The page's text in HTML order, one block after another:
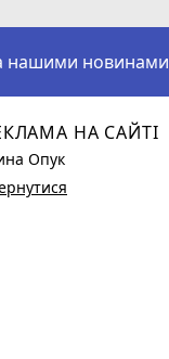
нашими новинами
НА САЙТІ
Опук